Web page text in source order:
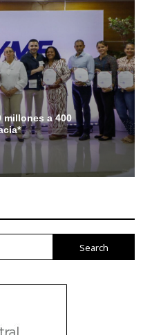
millones a 400
Search